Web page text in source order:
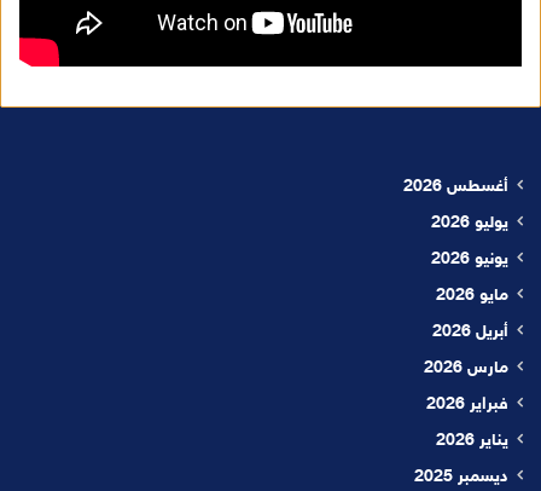
أغسطس 2026
يوليو 2026
يونيو 2026
مايو 2026
أبريل 2026
مارس 2026
فبراير 2026
يناير 2026
ديسمبر 2025